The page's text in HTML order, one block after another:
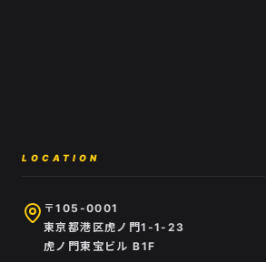
LOCATION
〒105-0001
東京都港区虎ノ門1-1-23
虎ノ門東宝ビル B1F